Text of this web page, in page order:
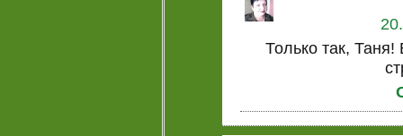
Только так, Таня!